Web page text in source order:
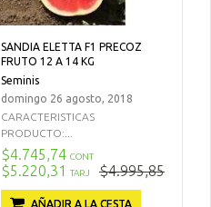
SANDIA ELETTA F1 PRECOZ
FRUTO 12 A 14 KG
Seminis
domingo 26 agosto, 2018
CARACTERISTICAS
PRODUCTO:...
$4.745,74 CONT
$5.220,31 TARJ $4.995,85
AÑADIR A LA CESTA